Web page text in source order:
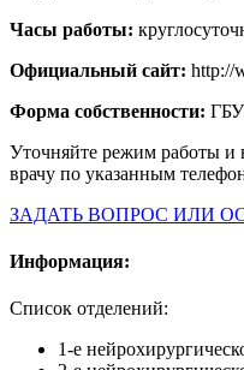
Часы работы:
Официальный сайт: http://
Форма собственности:
Уточняйте режим работы и
врачу по указанным
ЗАДАТЬ ВОПРОС ИЛИ
Информация:
Список отделений:
1-е